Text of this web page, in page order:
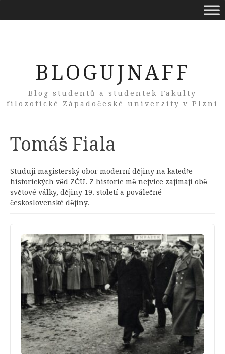
BLOGUJNAFF
Blog studentů a studentek Fakulty
filozofické Západočeské univerzity v Plzni
Author:
Tomáš Fiala
Studuji magisterský obor moderní dějiny na katedře
historických věd ZČU. Z historie mě nejvíce zajímají obě
světové války, dějiny 19. století a poválečné
československé dějiny.